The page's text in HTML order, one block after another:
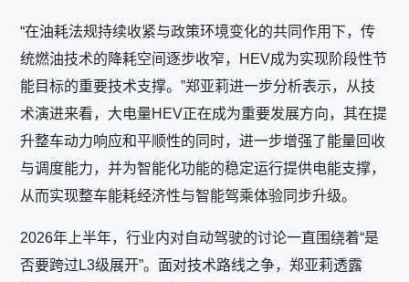
“在油耗法规持续收紧与政策环境变化的共同作用下，传
统燃油技术的降耗空间逐步收窄，HEV成为实现阶段性节
能目标的重要技术支撑。”郑亚莉进一步分析表示，从技
术演进来看，大电量HEV正在成为重要发展方向，其在提
升整车动力响应和平顺性的同时，进一步增强了能量回收
与调度能力，并为智能化功能的稳定运行提供电能支撑，
从而实现整车能耗经济性与智能驾乘体验同步升级。
2026年上半年，行业内对自动驾驶的讨论一直围绕着“是
否要跨过L3级展开”。面对技术路线之争，郑亚莉透露